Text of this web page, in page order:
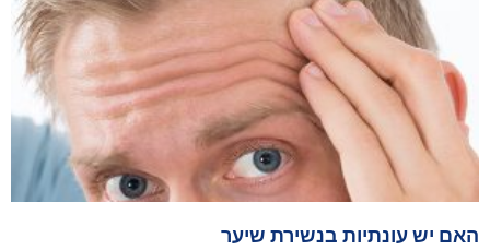
האם יש עונתיות בנשירת שיער